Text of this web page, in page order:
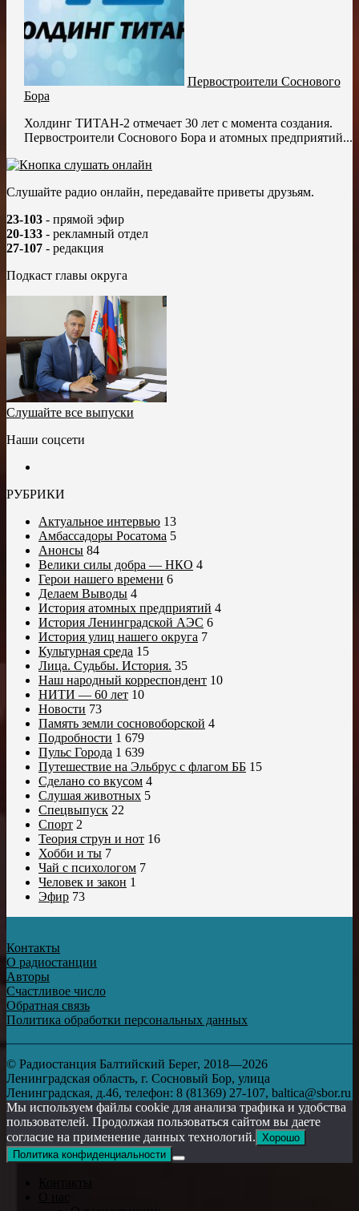
Первостроители Соснового
Бора
Холдинг ТИТАН-2 отмечает 30 лет с момента создания.
Первостроители Соснового Бора и атомных предприятий...
Слушайте радио онлайн, передавайте приветы друзьям.
23-103 - прямой эфир
20-133 - рекламный отдел
27-107 - редакция
Подкаст главы округа
Слушайте все выпуски
Наши соцсети
РУБРИКИ
Актуальное интервью 13
Амбассадоры Росатома 5
Анонсы 84
Велики силы добра — НКО 4
Герои нашего времени 6
Делаем Выводы 4
История атомных предприятий 4
История Ленинградской АЭС 6
История улиц нашего округа 7
Культурная среда 15
Лица. Судьбы. История. 35
Наш народный корреспондент 10
НИТИ — 60 лет 10
Новости 73
Память земли сосновоборской 4
Подробности 1 679
Пульс Города 1 639
Путешествие на Эльбрус с флагом ББ 15
Сделано со вкусом 4
Слушая животных 5
Спецвыпуск 22
Спорт 2
Теория струн и нот 16
Хобби и ты 7
Чай с психологом 7
Человек и закон 1
Эфир 73
Контакты
О радиостанции
Авторы
Счастливое число
Обратная связь
Политика обработки персональных данных
© Радиостанция Балтийский Берег, 2018—2026
Ленинградская область, г. Сосновый Бор, улица
Ленинградская, д.46, телефон: 8 (81369) 27-107, baltica@sbor.ru
Мы используем файлы cookie для анализа трафика и удобства
пользователей. Продолжая пользоваться сайтом вы даете
согласие на применение данных технологий. Хорошо
Политика конфиденциальности